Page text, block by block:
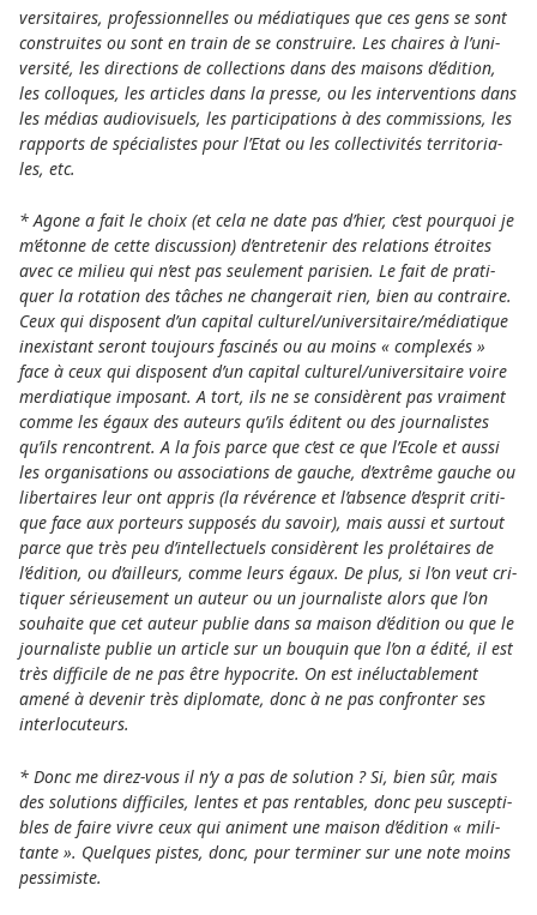
ver­si­tai­res, pro­fes­sion­nel­les ou méd­ia­tiques que ces gens se sont
cons­trui­tes ou sont en train de se cons­truire. Les chai­res à l’uni­
ver­sité, les direc­tions de col­lec­tions dans des mai­sons d’édition,
les col­lo­ques, les arti­cles dans la presse, ou les inter­ven­tions dans
les médias audio­vi­suels, les par­ti­ci­pa­tions à des com­mis­sions, les
rap­ports de spéc­ial­istes pour l’Etat ou les col­lec­ti­vités ter­ri­to­ria­
les, etc.
* Agone a fait le choix (et cela ne date pas d’hier, c’est pour­quoi je
m’étonne de cette dis­cus­sion) d’entre­te­nir des rela­tions étr­oites
avec ce milieu qui n’est pas seu­le­ment pari­sien. Le fait de pra­ti­
quer la rota­tion des tâches ne chan­ge­rait rien, bien au contraire.
Ceux qui dis­po­sent d’un capi­tal cultu­rel/uni­ver­si­taire/méd­ia­tique
inexis­tant seront tou­jours fas­cinés ou au moins « com­plexés »
face à ceux qui dis­po­sent d’un capi­tal cultu­rel/uni­ver­si­taire voire
mer­dia­ti­que impo­sant. A tort, ils ne se considèrent pas vrai­ment
comme les égaux des auteurs qu’ils éditent ou des jour­na­lis­tes
qu’ils ren­contrent. A la fois parce que c’est ce que l’Ecole et aussi
les orga­ni­sa­tions ou asso­cia­tions de gauche, d’extrême gauche ou
liber­tai­res leur ont appris (la révér­ence et l’absence d’esprit cri­ti­
que face aux por­teurs sup­posés du savoir), mais aussi et sur­tout
parce que très peu d’intel­lec­tuels considèrent les prolét­aires de
l’édition, ou d’ailleurs, comme leurs égaux. De plus, si l’on veut cri­
ti­quer séri­eu­sement un auteur ou un jour­na­liste alors que l’on
sou­haite que cet auteur publie dans sa maison d’édition ou que le
jour­na­liste publie un arti­cle sur un bou­quin que l’on a édité, il est
très dif­fi­cile de ne pas être hypo­crite. On est inél­uc­tab­lement
amené à deve­nir très diplo­mate, donc à ne pas confron­ter ses
inter­lo­cu­teurs.
* Donc me direz-vous il n’y a pas de solu­tion ? Si, bien sûr, mais
des solu­tions dif­fi­ci­les, lentes et pas ren­ta­bles, donc peu sus­cep­ti­
bles de faire vivre ceux qui ani­ment une maison d’édition « mili­
tante ». Quelques pistes, donc, pour ter­mi­ner sur une note moins
pes­si­miste.